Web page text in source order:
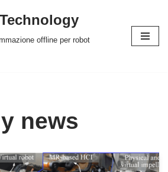
offline per robot
news